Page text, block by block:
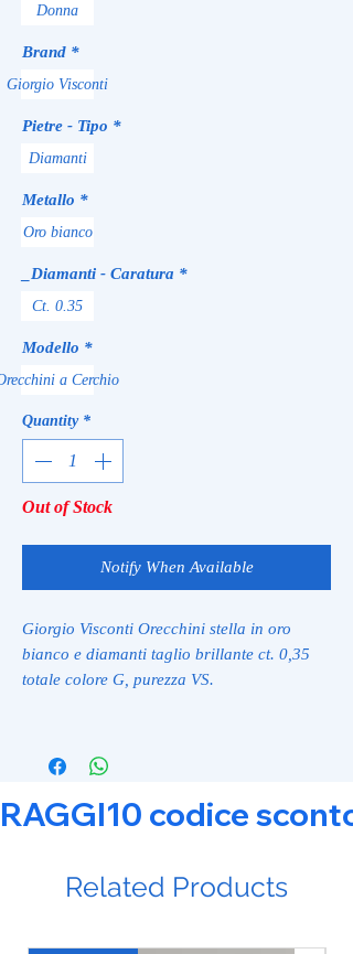
Donna
Brand *
Giorgio Visconti
Pietre - Tipo *
Diamanti
Metallo *
Oro bianco
_Diamanti - Caratura *
Ct. 0.35
Modello *
a Cerchio
Quantity *
Out of Stock
Notify When Available
Giorgio Visconti Orecchini stella in oro
bianco e diamanti taglio brillante ct. 0,35
totale colore G, purezza VS.
RAGGI10 codice
Related Products